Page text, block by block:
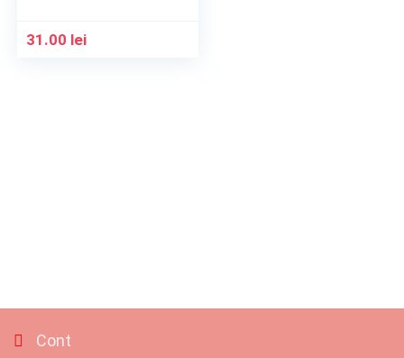
31.00 lei
Cont